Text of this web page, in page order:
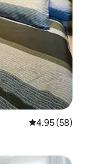
평점 4.95점(5
4.95 (58)